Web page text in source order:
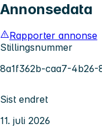
Annonsedata
Rapporter annonse
Stillingsnummer
8a1f362b-caa7-4b26-
Sist endret
11. juli 2026